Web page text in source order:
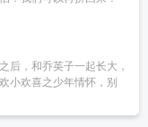
后，和乔英子一起长大，
小欢喜之少年情怀，别